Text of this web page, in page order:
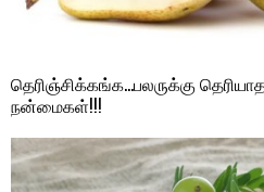
தெரிஞ்சிக்கங்க…பலருக்கு
நன்மைகள்!!!